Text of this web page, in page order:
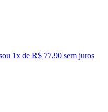
ou 1x de R$ 77,90 sem juros